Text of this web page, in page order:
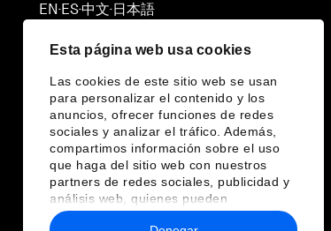
Esta página web usa cookies
Las cookies de este sitio web se usan
para personalizar el contenido y los
anuncios, ofrecer funciones de redes
sociales y analizar el tráfico. Además,
compartimos información sobre el uso
que haga del sitio web con nuestros
partners de redes sociales, publicidad y
análisis web, quienes pueden
combinarla con otra información que les
EN ▪ ES▪中文▪ 日本語